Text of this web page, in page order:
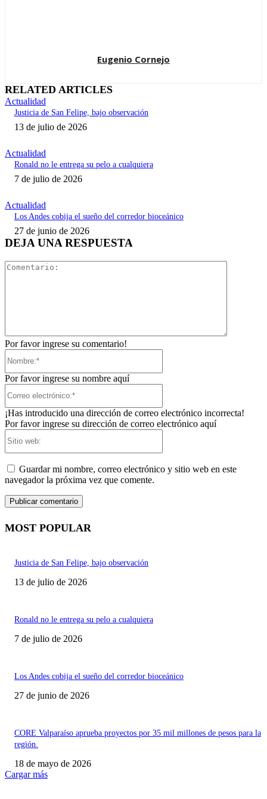
Eugenio Cornejo
RELATED ARTICLES
Actualidad
Justicia de San Felipe, bajo observación
13 de julio de 2026
Actualidad
Ronald no le entrega su pelo a cualquiera
7 de julio de 2026
Actualidad
Los Andes cobija el sueño del corredor bioceánico
27 de junio de 2026
DEJA UNA RESPUESTA
Por favor ingrese su comentario!
Por favor ingrese su nombre aquí
¡Has introducido una dirección de correo electrónico incorrecta!
Por favor ingrese su dirección de correo electrónico aquí
Guardar mi nombre, correo electrónico y sitio web en este
navegador la próxima vez que comente.
MOST POPULAR
Justicia de San Felipe, bajo observación
13 de julio de 2026
Ronald no le entrega su pelo a cualquiera
7 de julio de 2026
Los Andes cobija el sueño del corredor bioceánico
27 de junio de 2026
CORE Valparaíso aprueba proyectos por 35 mil millones de pesos para la
región.
18 de mayo de 2026
Cargar más